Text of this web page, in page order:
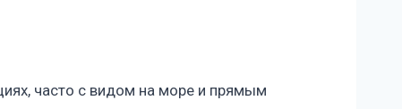
часто с видом на море и прямым